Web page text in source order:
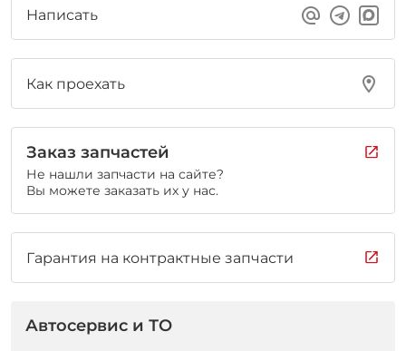
Написать
Как проехать
Заказ запчастей
Не нашли запчасти на сайте?
Вы можете заказать их у нас.
Гарантия на контрактные запчасти
Автосервис и ТО